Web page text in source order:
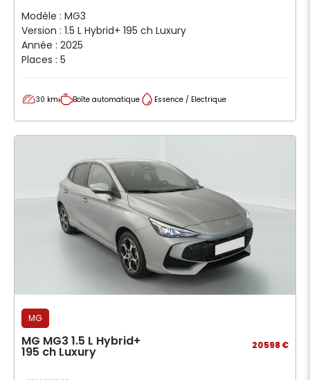
Modèle : MG3
Version : 1.5 L Hybrid+ 195 ch Luxury
Année : 2025
Places : 5
30 km Boîte automatique Essence / Electrique
MG
MG MG3 1.5 L Hybrid+
195 ch Luxury 20598 €